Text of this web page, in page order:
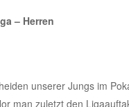
– Herren
unserer Jungs im
man zuletzt den